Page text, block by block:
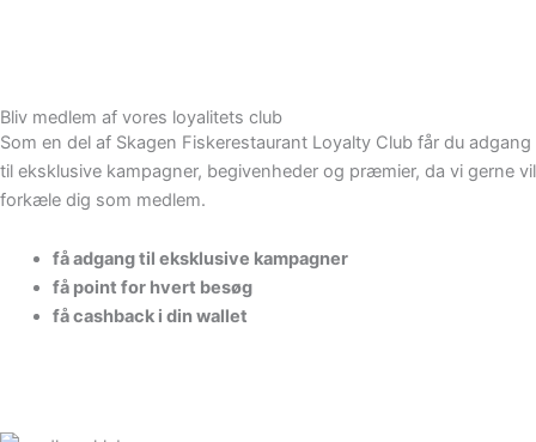
Bliv medlem af vores loyalitets club
Som en del af Skagen Fiskerestaurant Loyalty Club får du adgang
til eksklusive kampagner, begivenheder og præmier, da vi gerne vil
forkæle dig som medlem.
få adgang til eksklusive kampagner
få point for hvert besøg
få cashback i din wallet